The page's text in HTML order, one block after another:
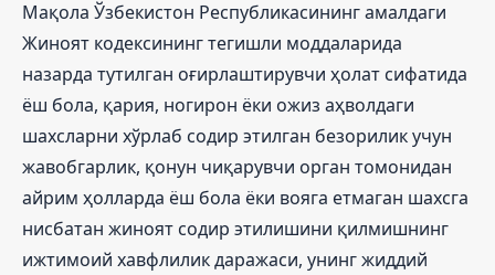
Мақола Ўзбекистон Республикасининг амалдаги
Жиноят кодексининг тегишли моддаларида
назарда тутилган оғирлаштирувчи ҳолат сифатида
ёш бола, қария, ногирон ёки ожиз аҳволдаги
шахсларни хўрлаб содир этилган безорилик учун
жавобгарлик, қонун чиқарувчи орган томонидан
айрим ҳолларда ёш бола ёки вояга етмаган шахсга
нисбатан жиноят содир этилишини қилмишнинг
ижтимоий хавфлилик даражаси, унинг жиддий